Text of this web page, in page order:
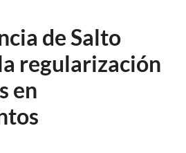
de Salto
regularización
en